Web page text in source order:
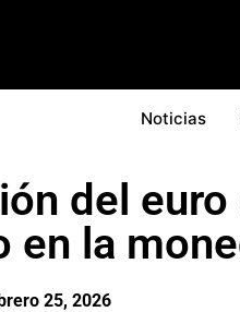
Noticias
del
en la
25, 2026